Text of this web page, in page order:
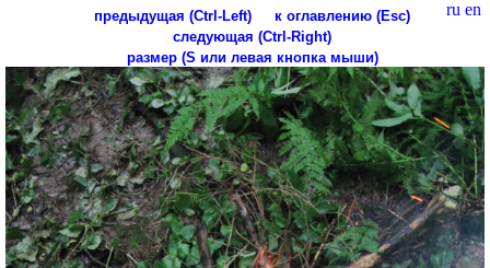
ru en
предыдущая (Ctrl-Left)
к оглавлению (Esc)
следующая (Ctrl-Right)
размер (S или левая кнопка мыши)